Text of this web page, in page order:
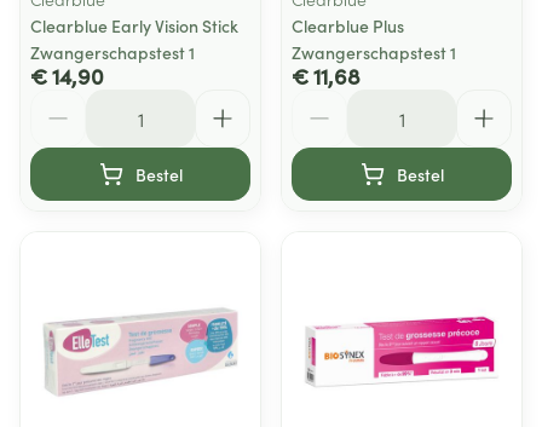
Clearblue Early Vision Stick
Zwangerschapstest 1
€ 14,90
Bestel
Clearblue Plus
Zwangerschapstest 1
€ 11,68
Bestel